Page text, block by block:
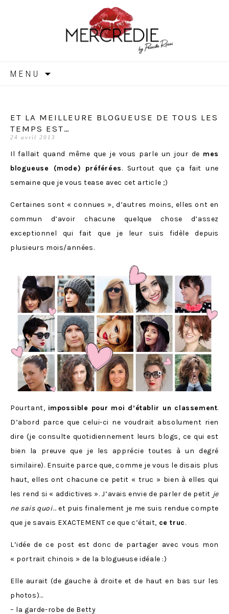
MERCREDIE
MENU
ET LA MEILLEURE BLOGUEUSE DE TOUS LES
TEMPS EST…
24 avril 2013
Il fallait quand même que je vous parle un jour de mes
blogueuse (mode) préférées. Surtout que ça fait une
semaine que je vous tease avec cet article ;)
Certaines sont « connues », d’autres moins, elles ont en
commun d’avoir chacune quelque chose d’assez
exceptionnel qui fait que je leur suis fidèle depuis
plusieurs mois/années.
Pourtant, impossible pour moi d’établir un classement.
D’abord parce que celui-ci ne voudrait absolument rien
dire (je consulte quotidiennement leurs blogs, ce qui est
bien la preuve que je les apprécie toutes à un degré
similaire). Ensuite parce que, comme je vous le disais plus
haut, elles ont chacune ce petit « truc » bien à elles qui
les rend si « addictives ». J’avais envie de parler de petit je
ne sais quoi… et puis finalement je me suis rendue compte
que je savais EXACTEMENT ce que c’était, ce truc.
L’idée de ce post est donc de partager avec vous mon
« portrait chinois » de la blogueuse idéale :)
Elle aurait (de gauche à droite et de haut en bas sur les
photos)…
– la garde-robe de Betty